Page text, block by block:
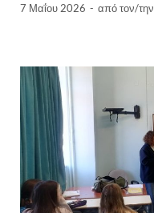
7 Μαΐου 2026 - από τον/την